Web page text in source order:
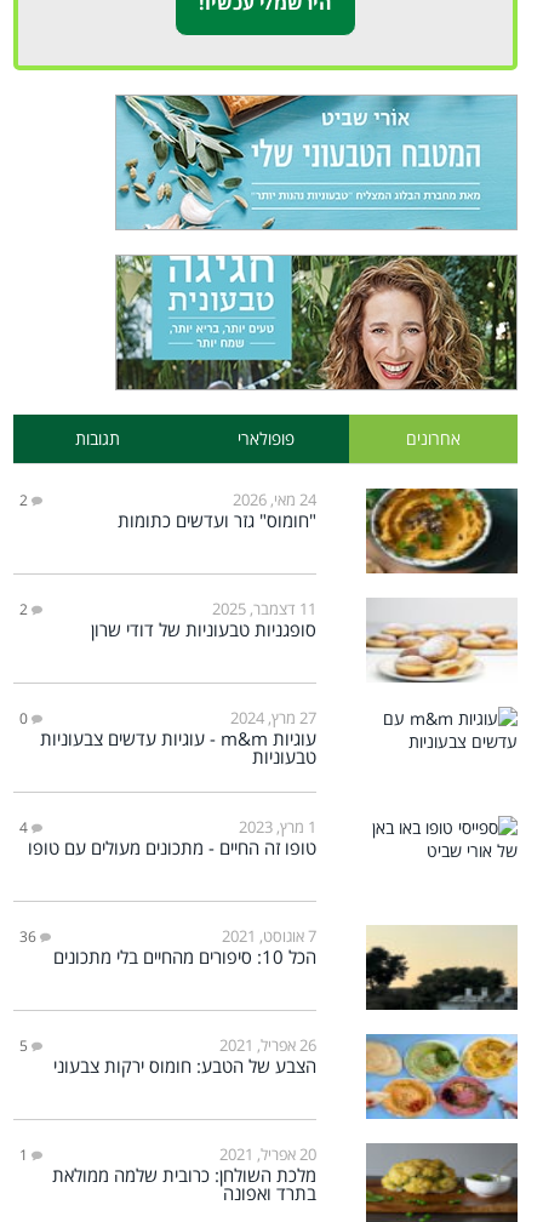
אחרונים פופולארי תגובות
24 מאי, 2026 2
"חומוס" גזר ועדשים כתומות
11 דצמבר, 2025 2
סופגניות טבעוניות של דודי שרון
27 מרץ, 2024 0
עוגיות m&m - עוגיות עדשים צבעוניות
טבעוניות
1 מרץ, 2023 4
טופו זה החיים - מתכונים מעולים עם טופו
7 אוגוסט, 2021 36
הכל 10: סיפורים מהחיים בלי מתכונים
26 אפריל, 2021 5
הצבע של הטבע: חומוס ירקות צבעוני
20 אפריל, 2021 1
מלכת השולחן: כרובית שלמה ממולאת
בתרד ואפונה